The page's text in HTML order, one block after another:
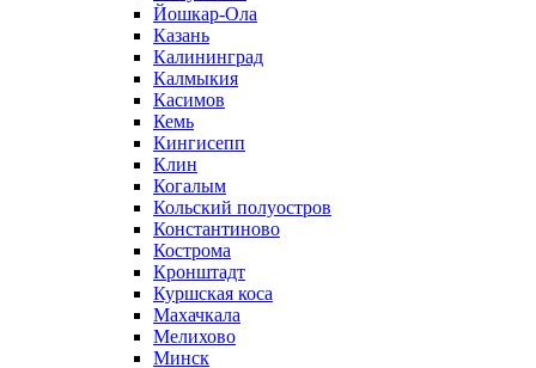
Йошкар-Ола
Казань
Калининград
Калмыкия
Касимов
Кемь
Кингисепп
Клин
Когалым
Кольский полуостров
Константиново
Кострома
Кронштадт
Куршская коса
Махачкала
Мелихово
Минск